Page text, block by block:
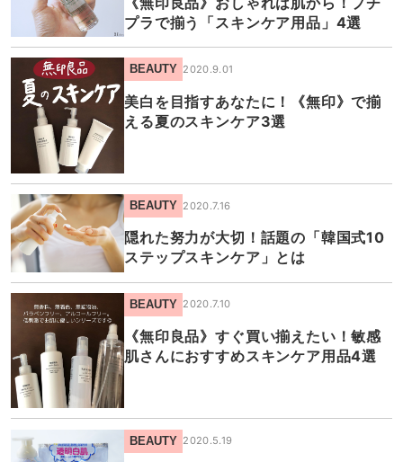
プラで揃う「スキンケア用品」4選
BEAUTY 2020.9.01
美白を目指すあなたに！《無印》で揃
える夏のスキンケア3選
BEAUTY 2020.7.16
隠れた努力が大切！話題の「韓国式10
ステップスキンケア」とは
BEAUTY 2020.7.10
《無印良品》すぐ買い揃えたい！敏感
肌さんにおすすめスキンケア用品4選
BEAUTY 2020.5.19